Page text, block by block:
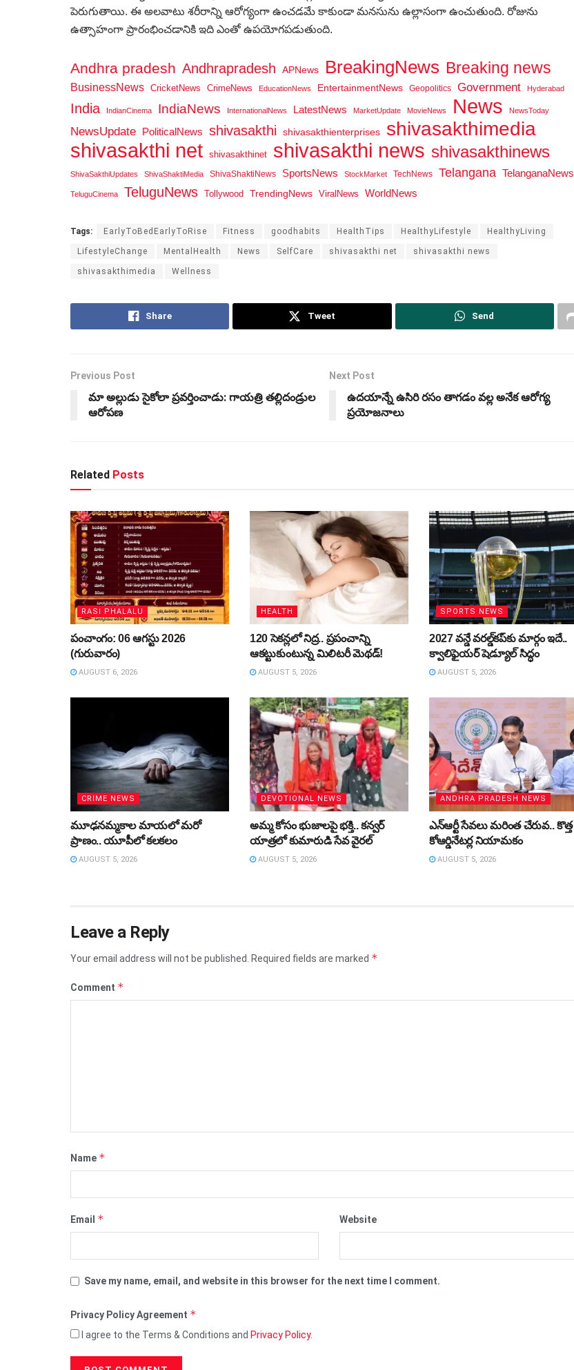
పెరుగుతాయి. ఈ అలవాటు శరీరాన్ని ఆరోగ్యంగా ఉంచడమే కాకుండా మనసును ఉల్లాసంగా ఉంచుతుంది. రోజును
ఉత్సాహంగా ప్రారంభించడానికి ఇది ఎంతో ఉపయోగపడుతుంది.
Andhra pradesh Andhrapradesh APNews BreakingNews Breaking news
BusinessNews CricketNews CrimeNews EducationNews EntertainmentNews Geopolitics Government Hyderabad
India IndianCinema IndiaNews InternationalNews LatestNews MarketUpdate MovieNews News NewsToday
NewsUpdate PoliticalNews shivasakthi shivasakthienterprises
shivasakthimedia
shivasakthi net shivasakthinet shivasakthi news shivasakthinews
ShivaSakthiUpdates ShivaShaktiMedia ShivaShaktiNews SportsNews StockMarket TechNews Telangana TelanganaNews
TeluguCinema TeluguNews Tollywood TrendingNews ViralNews WorldNews
Tags: EarlyToBedEarlyToRise Fitness goodhabits HealthTips HealthyLifestyle HealthyLiving
LifestyleChange MentalHealth News SelfCare shivasakthi net shivasakthi news
shivasakthimedia Wellness
Share Tweet Send
Previous Post
మా అల్లుడు సైకోలా ప్రవర్తించాడు: గాయత్రి తల్లిదండ్రుల
ఆరోపణ
Next Post
ఉదయాన్నే ఉసిరి రసం తాగడం వల్ల అనేక ఆరోగ్య
ప్రయోజనాలు
Related Posts
RASI PHALALU
పంచాంగం: 06 ఆగస్టు 2026
(గురువారం)
AUGUST 6, 2026
HEALTH
120 సెకన్లలో నిద్ర.. ప్రపంచాన్ని
ఆకట్టుకుంటున్న మిలిటరీ మెథడ్!
AUGUST 5, 2026
SPORTS NEWS
2027 వన్డే వరల్డ్‌కప్‌కు మార్గం ఇదే..
క్వాలిఫైయర్ షెడ్యూల్ సిద్ధం
AUGUST 5, 2026
CRIME NEWS
మూఢనమ్మకాల మాయలో మరో
ప్రాణం.. యూపీలో కలకలం
AUGUST 5, 2026
DEVOTIONAL NEWS
అమ్మ కోసం భుజాలపై భక్తి.. కన్వర్‌
యాత్రలో కుమారుడి సేవ వైరల్
AUGUST 5, 2026
ANDHRA PRADESH NEWS
ఎన్ఆర్టీ సేవలు మరింత చేరువ.. కొత్త
కోఆర్డినేటర్ల నియామకం
AUGUST 5, 2026
Leave a Reply
Your email address will not be published. Required fields are marked *
Comment *
Name *
Email * Website
Save my name, email, and website in this browser for the next time I comment.
Privacy Policy Agreement *
I agree to the Terms & Conditions and Privacy Policy.